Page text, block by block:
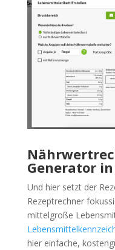
Generator
Und hier setzt der
Rezeptrechner
mittelgroße
hier einfache,